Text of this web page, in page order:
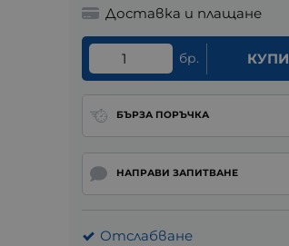
Доставка и плащане
бр. КУПИ
БЪРЗА ПОРЪЧКА
НАПРАВИ ЗАПИТВАНЕ
Отслабване